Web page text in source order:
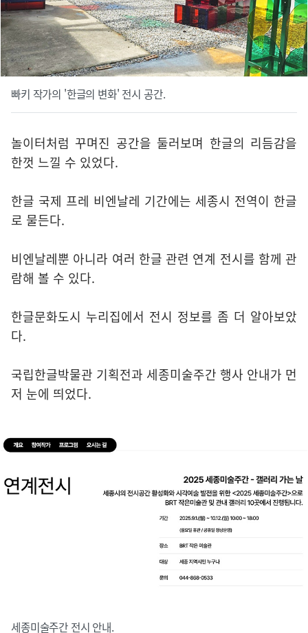
빠키 작가의 '한글의 변화' 전시 공간.
놀이터처럼 꾸며진 공간을 둘러보며 한글의 리듬감을
한껏 느낄 수 있었다.
한글 국제 프레 비엔날레 기간에는 세종시 전역이 한글
로 물든다.
비엔날레뿐 아니라 여러 한글 관련 연계 전시를 함께 관
람해 볼 수 있다.
한글문화도시 누리집에서 전시 정보를 좀 더 알아보았
다.
국립한글박물관 기획전과 세종미술주간 행사 안내가 먼
저 눈에 띄었다.
세종미술주간 전시 안내.